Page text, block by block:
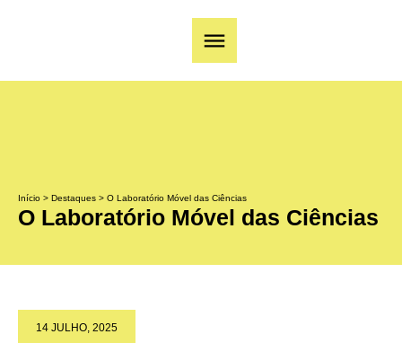
Início > Destaques > O Laboratório Móvel das Ciências
O Laboratório Móvel das Ciências
14 JULHO, 2025